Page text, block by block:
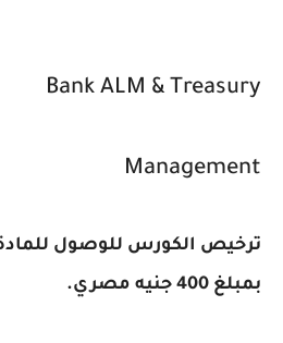
Bank ALM & Treasury
Management
ترخيص الكورس للوصول
بمبلغ 400 جنيه مصري.